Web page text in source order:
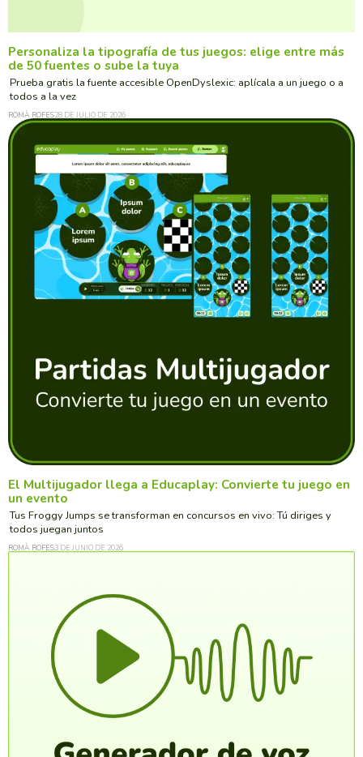
Personaliza la tipografía de tus juegos: elige entre más
de 50 fuentes o sube la tuya
Prueba gratis la fuente accesible OpenDyslexic: aplícala a un juego o a
todos a la vez
ROMÀ ROFES28 DE JULIO DE 2026
El Multijugador llega a Educaplay: Convierte tu juego en
un evento
Tus Froggy Jumps se transforman en concursos en vivo: Tú diriges y
todos juegan juntos
ROMÀ ROFES3 DE JUNIO DE 2026